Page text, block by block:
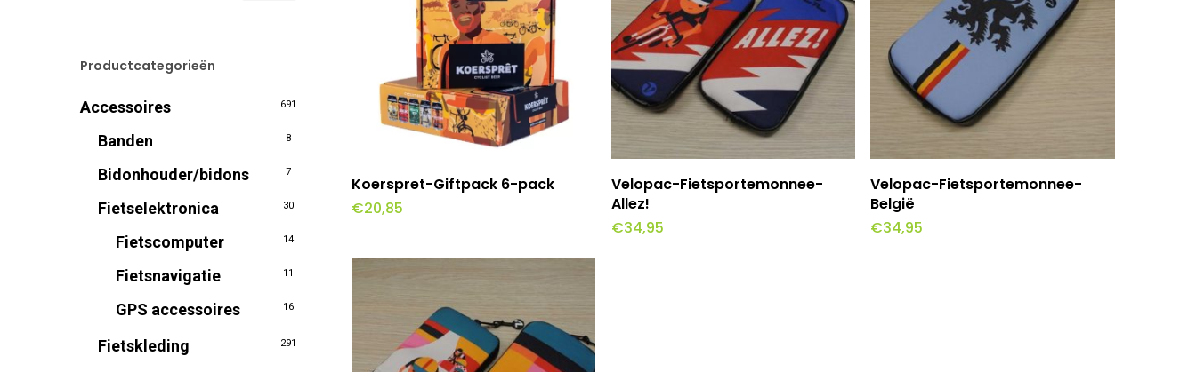
Productcategorieën
Accessoires 691
Banden 8
Bidonhouder/bidons 7
Fietselektronica 30
Fietscomputer 14
Fietsnavigatie 11
GPS accessoires 16
Fietskleding 291
Toevoegen Aan Winkelwagen
Koerspret-Giftpack 6-pack
€20,85
Toevoegen Aan Winkelwagen
Velopac-Fietsportemonnee-
Allez!
€34,95
Toevoegen Aan Winkelwagen
Velopac-Fietsportemonnee-
België
€34,95